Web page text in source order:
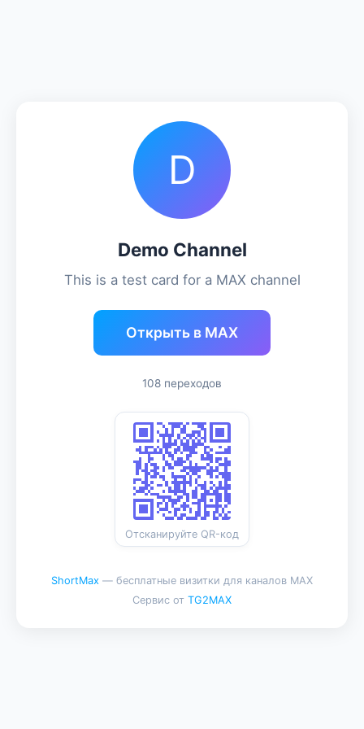
D
Demo Channel
This is a test card for a MAX channel
Открыть в MAX
108 переходов
Отсканируйте QR-код
ShortMax — бесплатные визитки для каналов MAX
Сервис от TG2MAX